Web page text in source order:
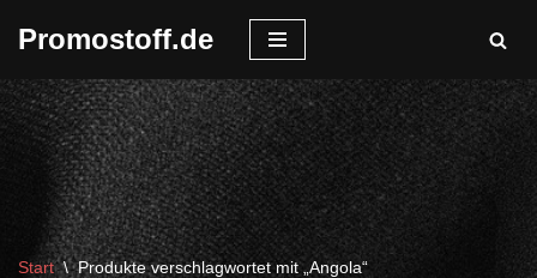
Inhalt
springen
Promostoff.de
Start \ Produkte verschlagwortet mit „Angola“